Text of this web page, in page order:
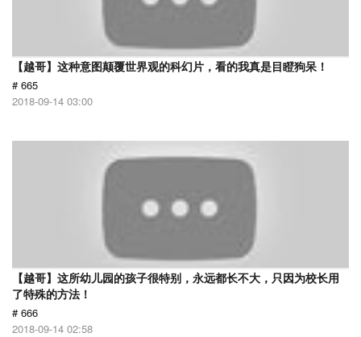
【越哥】这种意图颠覆世界观的科幻片，看的我真是目瞪狗呆！
# 665
2018-09-14 03:00
【越哥】这所幼儿园的孩子很特别，永远都长不大，只因为校长用
了特殊的方法！
# 666
2018-09-14 02:58